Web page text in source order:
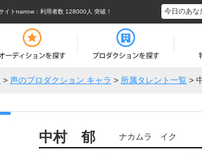
イトnarrow ：利用者数 128000人 突破！ 今日のあな
> 声のプロダクション キャラ > 所属タレント一覧 >
中村 郁 ナカムラ イク